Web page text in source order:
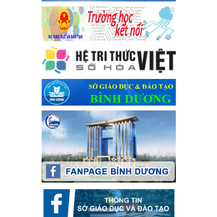
Kế hoạch Tổ chức Hội trại truyền thống học sinh thị xã Bến
Cát Lần thứ VIII, năm học 2023-2024
Kế hoạch Tổ chức Hội trại truyền thống học sinh thị xã Bến Cát
Lần thứ VIII, năm học 2023-2024
Ngày ban hành: 28/12/2023
Phối hợp rà soát nhu cầu tiêm vắc xin phòng Covid 19
Phối hợp rà soát nhu cầu tiêm vắc xin phòng Covid 19
Ngày ban hành: 22/11/2023
Phát động, triển khai Cuộc thi " An toàn giao thông cho nụ
cười ngày mai" dành cho học sinh và giáo viên trung học
năm học 2023-2024
Phát động, triển khai Cuộc thi " An toàn giao thông cho nụ cười
ngày mai" dành cho học sinh và giáo viên trung học năm học
Ngày ban hành: 22/11/2023
Nhắc nhỡ thực hiện thanh toán không dùng tiền mặt các
khoản thu trong nhà trường năm học 2023-2024 và các năm